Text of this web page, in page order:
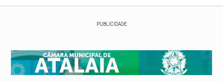
PUBLICIDADE